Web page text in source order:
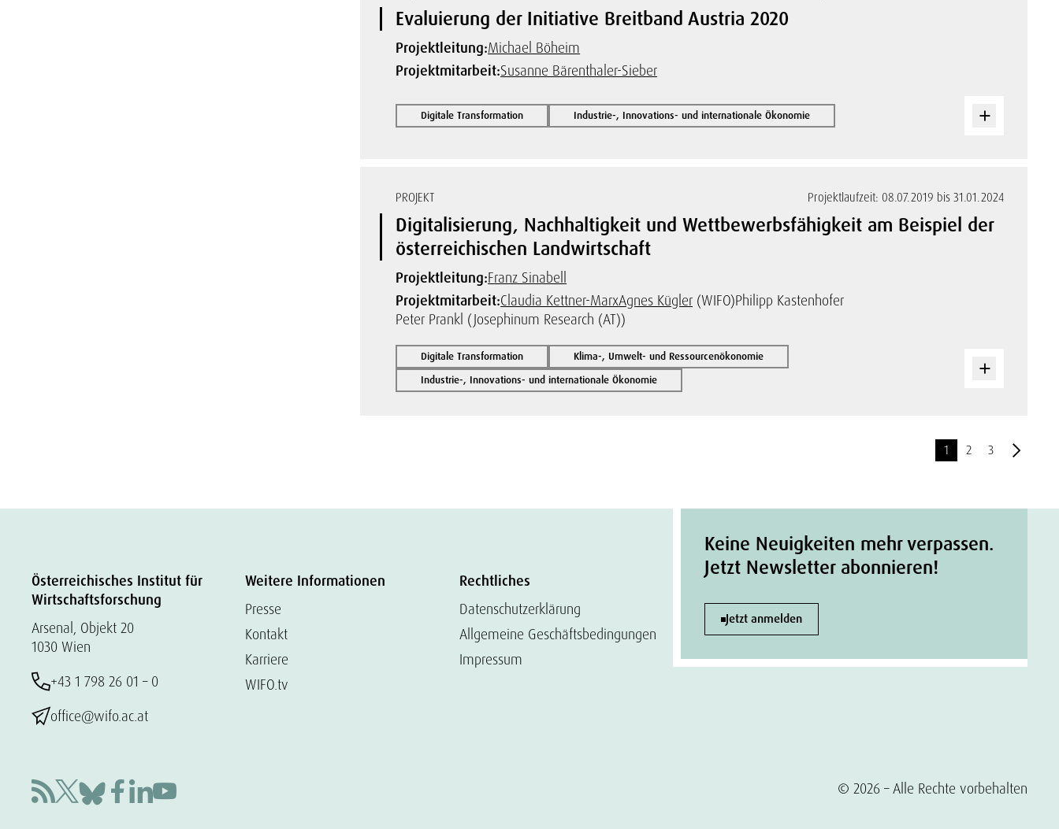
Evaluierung der Initiative Breitband Austria 2020
Projektleitung:Michael Böheim
Projektmitarbeit:Susanne Bärenthaler-Sieber
Digitale Transformation Industrie-, Innovations- und internationale Ökonomie
PROJEKT Projektlaufzeit: 08.07.2019 bis 31.01.2024
Digitalisierung, Nachhaltigkeit und Wettbewerbsfähigkeit am Beispiel der
österreichischen Landwirtschaft
Projektleitung:Franz Sinabell
Projektmitarbeit:Claudia Kettner-MarxAgnes Kügler (WIFO)Philipp Kastenhofer
Peter Prankl (Josephinum Research (AT))
Digitale Transformation
Klima-, Umwelt- und Ressourcenökonomie
Industrie-, Innovations- und internationale Ökonomie
1 2 3
Österreichisches Institut für
Wirtschaftsforschung
Arsenal, Objekt 20
1030 Wien
+43 1 798 26 01 – 0
office@wifo.ac.at
Weitere Informationen
Presse
Kontakt
Karriere
WIFO.tv
Rechtliches
Datenschutzerklärung
Allgemeine Geschäftsbedingungen
Impressum
Keine Neuigkeiten mehr verpassen.
Jetzt Newsletter abonnieren!
Jetzt anmelden
© 2026 – Alle Rechte vorbehalten